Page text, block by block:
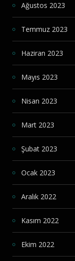
Ağustos 2023
Temmuz 2023
Haziran 2023
Mayıs 2023
Nisan 2023
Mart 2023
Şubat 2023
Ocak 2023
Aralık 2022
Kasım 2022
Ekim 2022